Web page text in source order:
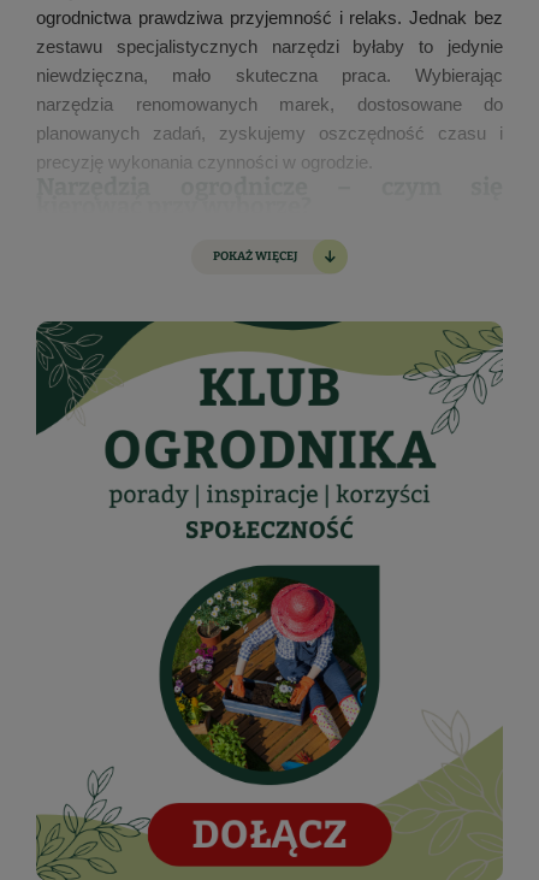
ogrodnictwa prawdziwa przyjemność i relaks. Jednak bez
zestawu specjalistycznych narzędzi byłaby to jedynie
niewdzięczna, mało skuteczna praca. Wybierając
narzędzia renomowanych marek, dostosowane do
planowanych zadań, zyskujemy oszczędność czasu i
precyzję wykonania czynności w ogrodzie.
POKAŻ WIĘCEJ